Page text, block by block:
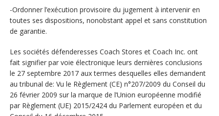
-Ordonner l’exécution provisoire du jugement à intervenir en
toutes ses dispositions, nonobstant appel et sans constitution
de garantie.
Les sociétés défenderesses Coach Stores et Coach Inc. ont
fait signifier par voie électronique leurs dernières conclusions
le 27 septembre 2017 aux termes desquelles elles demandent
au tribunal de: Vu le Règlement (CE) n°207/2009 du Conseil du
26 février 2009 sur la marque de l’Union européenne modifié
par Règlement (UE) 2015/2424 du Parlement européen et du